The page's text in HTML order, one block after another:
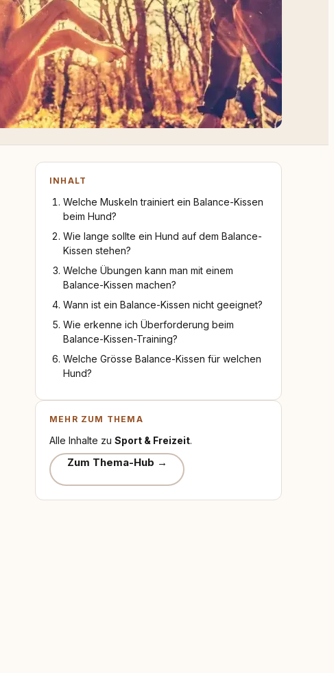
INHALT
Welche Muskeln trainiert ein Balance-Kissen
beim Hund?
Wie lange sollte ein Hund auf dem Balance-
Kissen stehen?
Welche Übungen kann man mit einem
Balance-Kissen machen?
Wann ist ein Balance-Kissen nicht geeignet?
Wie erkenne ich Überforderung beim
Balance-Kissen-Training?
Welche Grösse Balance-Kissen für welchen
Hund?
MEHR ZUM THEMA
Alle Inhalte zu Sport & Freizeit.
Zum Thema-Hub →